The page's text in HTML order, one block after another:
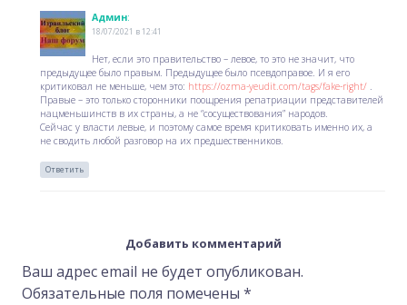
Админ:
18/07/2021 в 12:41
Нет, если это правительство – левое, то это не значит, что
предыдущее было правым. Предыдущее было псевдоправое. И я его
критиковал не меньше, чем это: https://ozma-yeudit.com/tags/fake-right/.
Правые – это только сторонники поощрения репатриации представителей
нацменьшинств в их страны, а не “сосуществования” народов.
Сейчас у власти левые, и поэтому самое время критиковать именно их, а
не сводить любой разговор на их предшественников.
Ответить
Добавить комментарий
Ваш адрес email не будет опубликован.
Обязательные поля помечены *